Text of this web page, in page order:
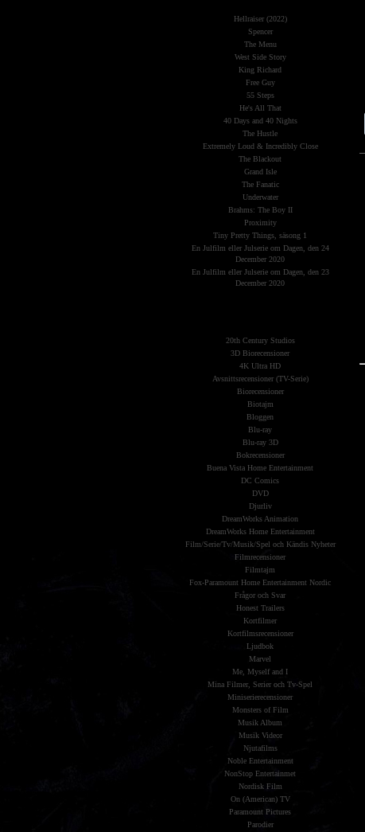
Hellraiser (2022)
Spencer
The Menu
West Side Story
King Richard
Free Guy
55 Steps
He's All That
40 Days and 40 Nights
The Hustle
Extremely Loud & Incredibly Close
The Blackout
Grand Isle
The Fanatic
Underwater
Brahms: The Boy II
Proximity
Tiny Pretty Things, säsong 1
En Julfilm eller Julserie om Dagen, den 24
December 2020
En Julfilm eller Julserie om Dagen, den 23
December 2020
20th Century Studios
3D Biorecensioner
4K Ultra HD
Avsnittsrecensioner (TV-Serie)
Biorecensioner
Biotajm
Bloggen
Blu-ray
Blu-ray 3D
Bokrecensioner
Buena Vista Home Entertainment
DC Comics
DVD
Djurliv
DreamWorks Animation
DreamWorks Home Entertainment
Film/Serie/Tv/Musik/Spel och Kändis Nyheter
Filmrecensioner
Filmtajm
Fox-Paramount Home Entertainment Nordic
Frågor och Svar
Honest Trailers
Kortfilmer
Kortfilmsrecensioner
Ljudbok
Marvel
Me, Myself and I
Mina Filmer, Serier och Tv-Spel
Miniserierecensioner
Monsters of Film
Musik Album
Musik Videor
Njutafilms
Noble Entertainment
NonStop Entertainmet
Nordisk Film
On (American) TV
Paramount Pictures
Parodier